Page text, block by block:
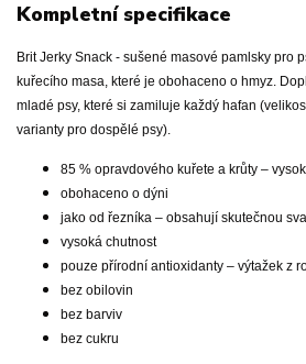
Kompletní specifikace
Brit Jerky Snack - sušené masové pamlsky pro
kuřecího masa, které je obohaceno o hmyz.
mladé psy, které si zamiluje každý hafan
varianty pro dospělé psy).
85 % opravdového kuřete a krůty –
obohaceno o dýni
jako od řezníka – obsahují skutečnou
vysoká chutnost
pouze přírodní antioxidanty – výtažek z
bez obilovin
bez barviv
bez cukru